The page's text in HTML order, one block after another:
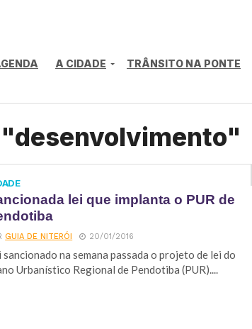
A CIDADE TRÂNSITO NA PONTE
lei que implanta o PUR de
GUIA DE NITERÓI 20/01/2016
sancionado na semana passada o projeto de lei do
Urbanístico Regional de Pendotiba (PUR)....